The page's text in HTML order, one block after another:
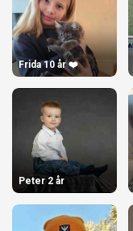
Frida 10 år ❤️
Peter 2 år